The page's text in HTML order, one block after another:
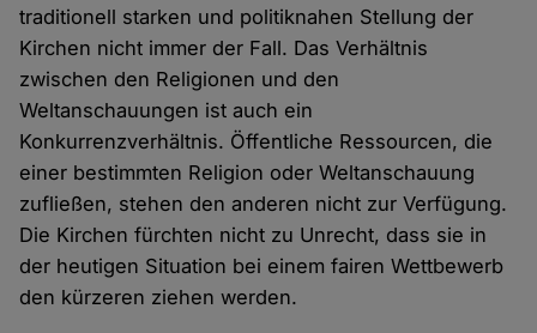
traditionell starken und politiknahen Stellung der
Kirchen nicht immer der Fall. Das Verhältnis
zwischen den Religionen und den
Weltanschauungen ist auch ein
Konkurrenzverhältnis. Öffentliche Ressourcen, die
einer bestimmten Religion oder Weltanschauung
zufließen, stehen den anderen nicht zur Verfügung.
Die Kirchen fürchten nicht zu Unrecht, dass sie in
der heutigen Situation bei einem fairen Wettbewerb
den kürzeren ziehen werden.